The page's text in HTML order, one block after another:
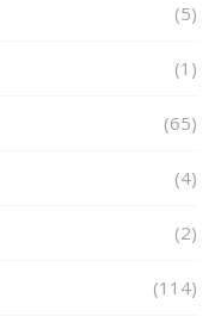
(5)
(1)
(65)
(4)
(2)
(114)